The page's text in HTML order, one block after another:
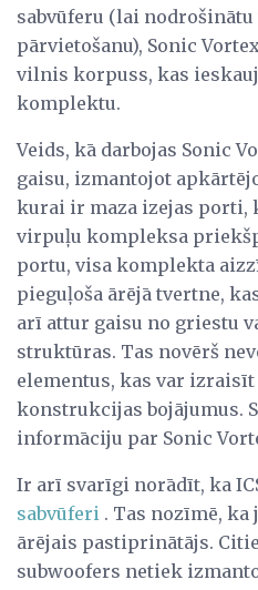
sabvūferu (lai nodrošinātu
pārvietošanu), Sonic
vilnis korpuss, kas
komplektu.
Veids, kā darbojas Sonic
gaisu, izmantojot
kurai ir maza izejas porti,
virpuļu kompleksa
portu, visa komplekta
pieguļoša ārējā tvertne,
arī attur gaisu no griestu
struktūras. Tas novērš
elementus, kas var
konstrukcijas bojājumus.
informāciju par Sonic
Ir arī svarīgi norādīt, ka
sabvūferi . Tas nozīmē,
ārējais pastiprinātājs.
subwoofers netiek